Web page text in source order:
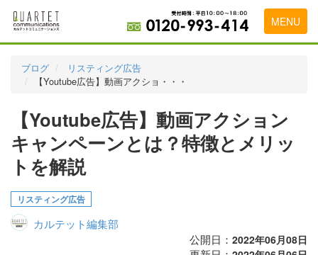
MENU
料金表
実績・お客様の声
初めて導入をお考えの方
代理店の乗り換えをお考えの方
広告代理店・HP制作会社様へ
お申し込みから運用開始までの流れ
ブログ
リスティング広告
【Youtube広告】動画アクショ・・・
【Youtube広告】動画アクション
キャンペーンとは？特徴とメリッ
トを解説
リスティング広告
カルテット編集部
公開日： 2022年06月08日